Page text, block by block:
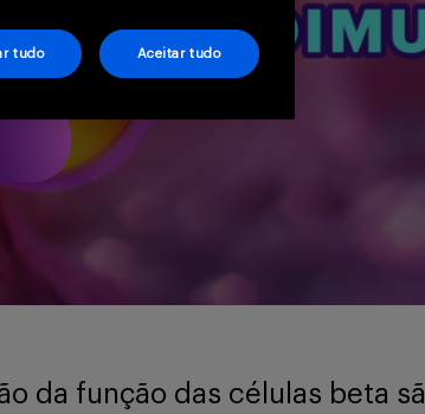
da função das células beta
tudo Aceitar tudo